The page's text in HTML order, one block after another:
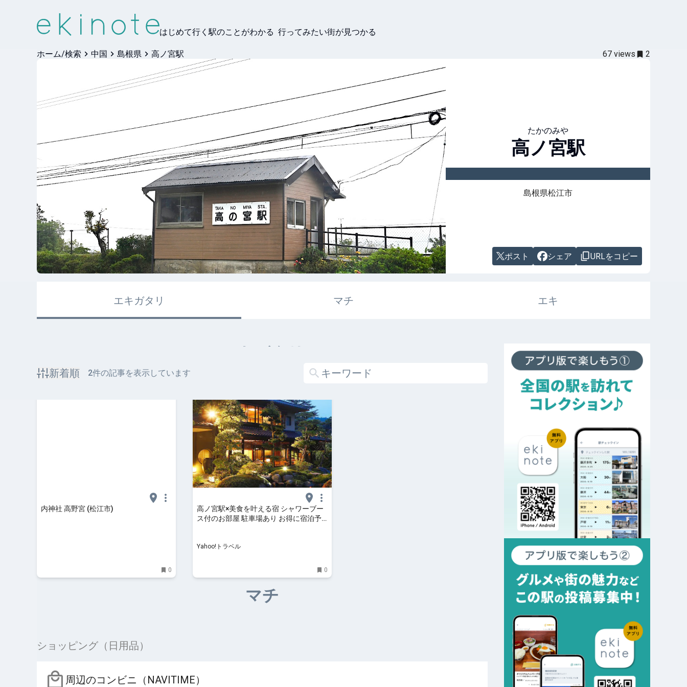
はじめて行く駅のことがわかる 行ってみたい街が見つかる
ホーム/検索 中国 島根県 高ノ宮駅 67 views 2
たかのみや
高ノ宮駅
島根県松江市
ポスト シェア URLをコピー
エキガタリ マチ エキ
エキガタリ
新着順 2件の記事を表示しています
内神社 高野宮 (松江市)
0
高ノ宮駅×美食を叶える宿 シャワーブー
ス付のお部屋 駐車場あり お得に宿泊予
Yahoo!トラベル
0
マチ
ショッピング（日用品）
周辺のコンビニ（NAVITIME）